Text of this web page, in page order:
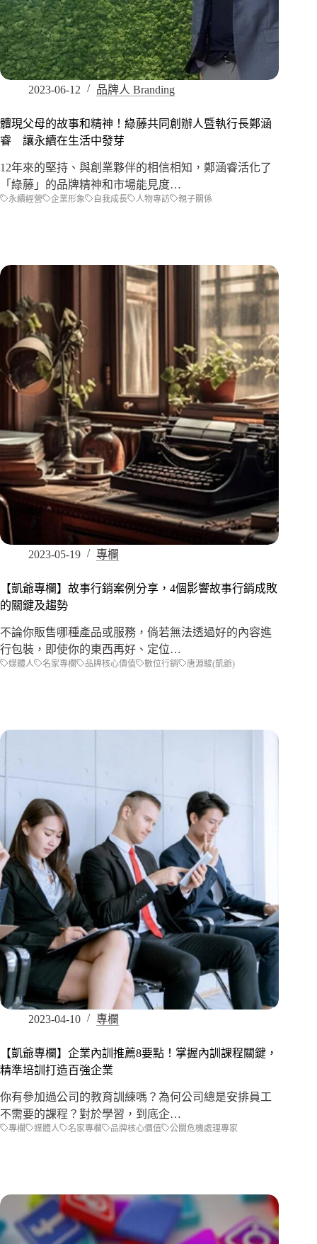
2023-06-12 品牌人 Branding
體現父母的故事和精神！綠藤共同創辦人暨執行長鄭涵
睿 讓永續在生活中發芽
12年來的堅持、與創業夥伴的相信相知，鄭涵睿活化了
「綠藤」的品牌精神和市場能見度…
永續經營 企業形象 自我成長 人物專訪 親子關係
2023-05-19 專欄
【凱爺專欄】故事行銷案例分享，4個影響故事行銷成敗
的關鍵及趨勢
不論你販售哪種產品或服務，倘若無法透過好的內容進
行包裝，即使你的東西再好、定位…
媒體人 名家專欄 品牌核心價值 數位行銷 唐源駿(凱爺)
2023-04-10 專欄
【凱爺專欄】企業內訓推薦8要點！掌握內訓課程關鍵，
精準培訓打造百強企業
你有參加過公司的教育訓練嗎？為何公司總是安排員工
不需要的課程？對於學習，到底企…
專欄 媒體人 名家專欄 品牌核心價值 公關危機處理專家